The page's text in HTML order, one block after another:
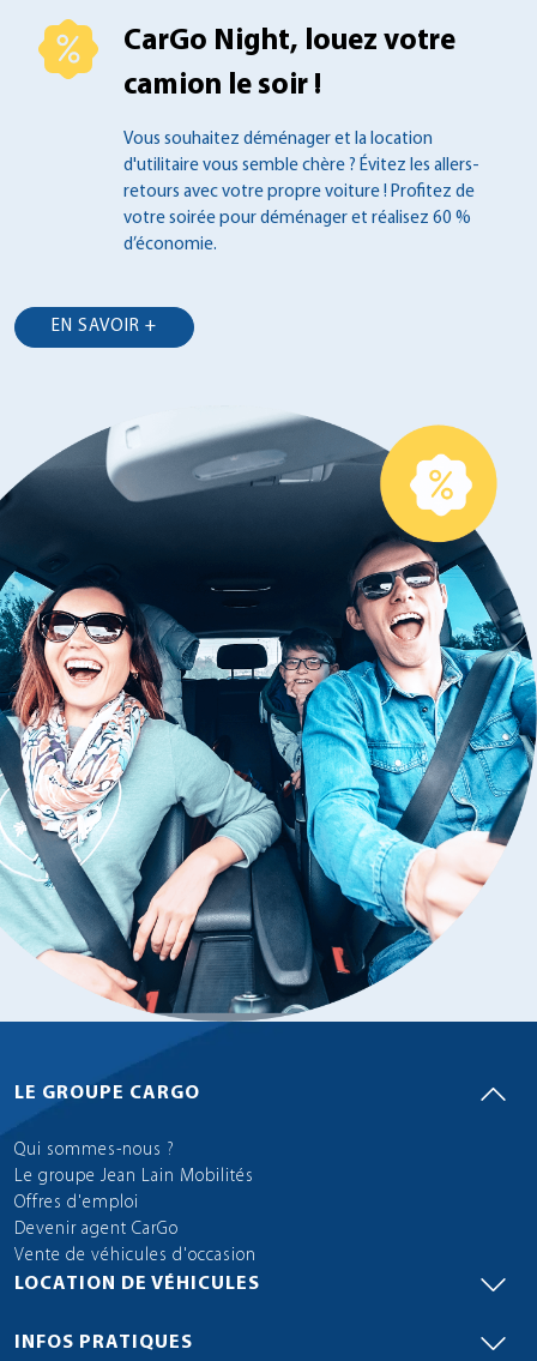
CarGo Night, louez votre
camion le soir !
Vous souhaitez déménager et la location
d'utilitaire vous semble chère ? Évitez les allers-
retours avec votre propre voiture ! Profitez de
votre soirée pour déménager et réalisez 60 %
d’économie.
EN SAVOIR +
LE GROUPE CARGO
Qui sommes-nous ?
Le groupe Jean Lain Mobilités
Offres d'emploi
Devenir agent CarGo
Vente de véhicules d'occasion
LOCATION DE VÉHICULES
INFOS PRATIQUES